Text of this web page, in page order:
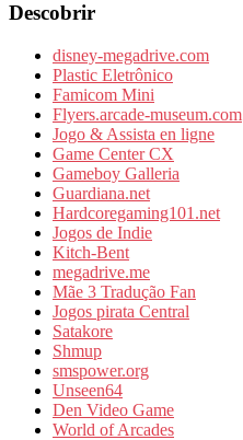
Descobrir
disney-megadrive.com
Plastic Eletrônico
Famicom Mini
Flyers.arcade-museum.com
Jogo & Assista en ligne
Game Center CX
Gameboy Galleria
Guardiana.net
Hardcoregaming101.net
Jogos de Indie
Kitch-Bent
megadrive.me
Mãe 3 Tradução Fan
Jogos pirata Central
Satakore
Shmup
smspower.org
Unseen64
Den Video Game
World of Arcades